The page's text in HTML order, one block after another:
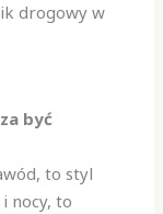
drogowy w
być
to styl
nocy, to